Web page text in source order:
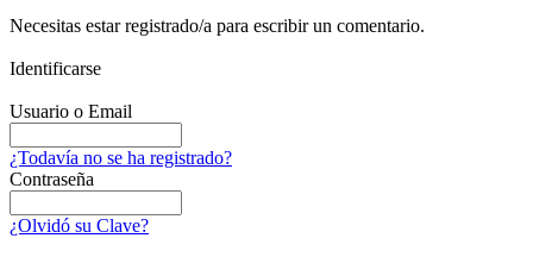
Necesitas estar registrado/a para escribir un comentario.
Identificarse
Usuario o Email
¿Todavía no se ha registrado?
Contraseña
¿Olvidó su Clave?